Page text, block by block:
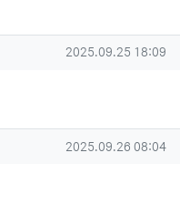
작성일
2025.09.25 18:09
작성일
2025.09.26 08:04